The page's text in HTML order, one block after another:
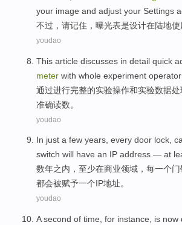
your image and adjust your Settings
不过 ， 请记住 ， 曝光表是设计在陆地使
youdao
This article discusses in detail quick
meter with whole experiment
通过进行完整的实验操作和实验数据
准确读数。
youdao
In just a few years, every door lock,
switch will have an IP address — at
数年之内 ， 至少在商业领域 ， 每一个门
都会被赋予一个IP地址。
youdao
Asecond of time , for instance is now